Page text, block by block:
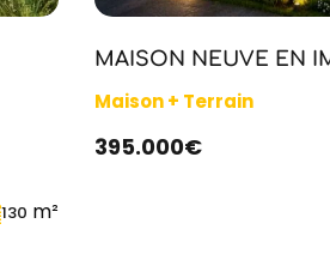
130 m²
MAISON NEUVE EN
Maison + Terrain
395.000€